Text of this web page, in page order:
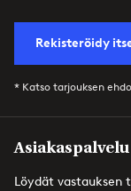
Rekisteröidy
* Katso tarjouksen
Asiakaspalvelu
Löydät vastauksen